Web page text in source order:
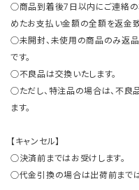
○商品到着後7日以内にご連絡の
めたお支払い金額の全額を返金致
○未開封、未使用の商品のみ返品
です。
○不良品は交換いたします。
○ただし、特注品の場合は、不良
ます。
【キャンセル】
○決済前まではお受けします。
○代金引換の場合は出荷前までは